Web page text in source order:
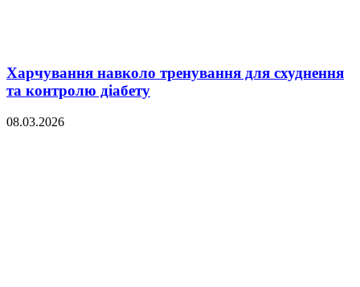
Харчування навколо тренування для схуднення
та контролю діабету
08.03.2026